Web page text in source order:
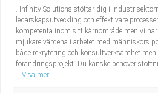
. Infinity Solutions stöttar dig i
ledarskapsutveckling och effektivare
kompetenta inom sitt kärnområde men vi
mjukare värdena i arbetet med människors
både rekrytering och konsultverksamhet
förändringsprojekt. Du kanske behöver
Visa mer